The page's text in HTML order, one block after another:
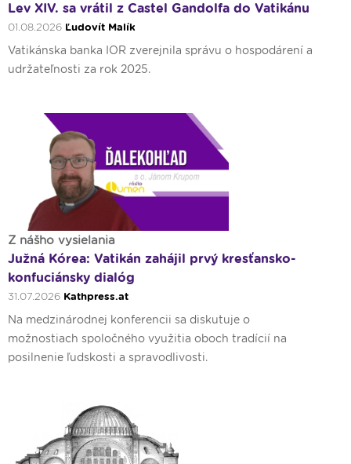
Lev XIV. sa vrátil z Castel Gandolfa do Vatikánu
01.08.2026 Ľudovít Malík
Vatikánska banka IOR zverejnila správu o hospodárení a
udržateľnosti za rok 2025.
Z nášho vysielania
Južná Kórea: Vatikán zahájil prvý kresťansko-
konfuciánsky dialóg
31.07.2026 Kathpress.at
Na medzinárodnej konferencii sa diskutuje o
možnostiach spoločného využitia oboch tradícií na
posilnenie ľudskosti a spravodlivosti.